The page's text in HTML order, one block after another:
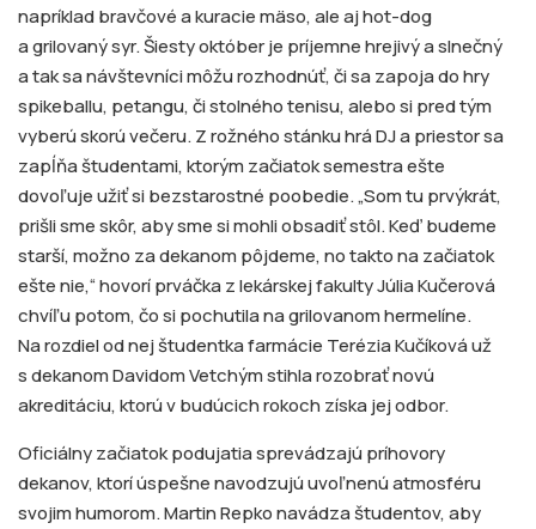
napríklad bravčové a kuracie mäso, ale aj hot-dog
a grilovaný syr. Šiesty október je príjemne hrejivý a slnečný
a tak sa návštevníci môžu rozhodnúť, či sa zapoja do hry
spikeballu, petangu, či stolného tenisu, alebo si pred tým
vyberú skorú večeru. Z rožného stánku hrá DJ a priestor sa
zapĺňa študentami, ktorým začiatok semestra ešte
dovoľuje užiť si bezstarostné poobedie. „Som tu prvýkrát,
prišli sme skôr, aby sme si mohli obsadiť stôl. Keď budeme
starší, možno za dekanom pôjdeme, no takto na začiatok
ešte nie,“ hovorí prváčka z lekárskej fakulty Júlia Kučerová
chvíľu potom, čo si pochutila na grilovanom hermelíne.
Na rozdiel od nej študentka farmácie Terézia Kučíková už
s dekanom Davidom Vetchým stihla rozobrať novú
akreditáciu, ktorú v budúcich rokoch získa jej odbor.
Oficiálny začiatok podujatia sprevádzajú príhovory
dekanov, ktorí úspešne navodzujú uvoľnenú atmosféru
svojim humorom. Martin Repko navádza študentov, aby